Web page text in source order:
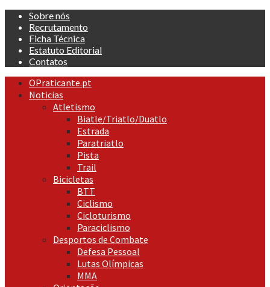
Skip
content
Sobre nós
Recrutamento
Ficha Técnica
Estatuto Editorial
Contatos
Primary
Menu
OPraticante.pt
Noticias
Atletismo
Biatle/Triatlo/Duatlo
Estrada
Paratriatlo
Pista
Trail
Bicicletas
BTT
Ciclismo
Cicloturismo
Paraciclismo
Desportos de Combate
Defesa Pessoal
Lutas Olímpicas
MMA